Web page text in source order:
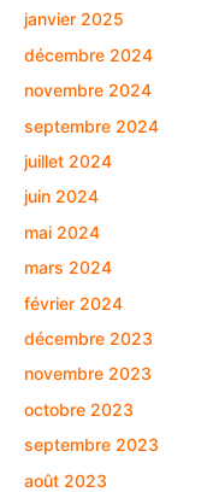
janvier 2025
décembre 2024
novembre 2024
septembre 2024
juillet 2024
juin 2024
mai 2024
mars 2024
février 2024
décembre 2023
novembre 2023
octobre 2023
septembre 2023
août 2023